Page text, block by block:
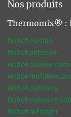
Nos produits
Thermomix® :
Robot cuisine
Robot pâtissier
Robot cuisine
Robot
Robot culinaire
Robot culinaire
Robot ménager